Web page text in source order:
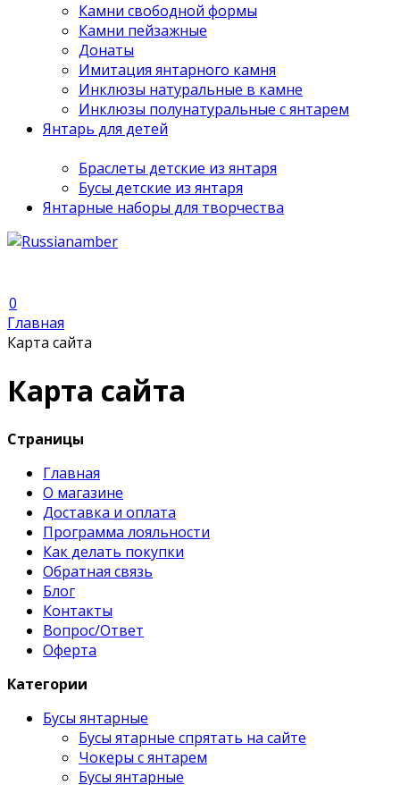
Камни свободной формы
Камни пейзажные
Донаты
Имитация янтарного камня
Инклюзы натуральные в камне
Инклюзы полунатуральные с янтарем
Янтарь для детей
Браслеты детские из янтаря
Бусы детские из янтаря
Янтарные наборы для творчества
0
Главная
Карта сайта
Карта сайта
Страницы
Главная
О магазине
Доставка и оплата
Программа лояльности
Как делать покупки
Обратная связь
Блог
Контакты
Вопрос/Ответ
Оферта
Категории
Бусы янтарные
Бусы ятарные спрятать на сайте
Чокеры с янтарем
Бусы янтарные